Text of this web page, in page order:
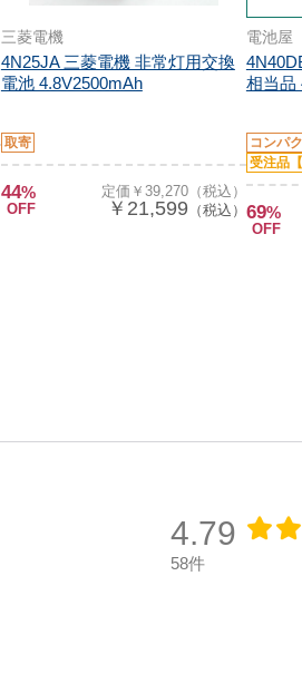
三菱電機
4N25JA 三菱電機 非常灯用交換
電池 4.8V2500mAh
取寄
44%
OFF
定価￥39,270（税込）
￥21,599 （税込）
電池屋
相当品
コンパ
受注品
69%
OFF
4.79
58件